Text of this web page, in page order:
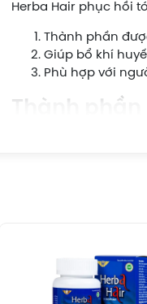
Herba Hair phục hồi
Thành phần
Giúp bổ khí
Phù hợp với
Đan sâm